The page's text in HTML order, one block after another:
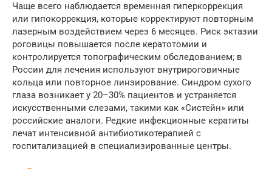
Чаще всего наблюдается временная гиперкоррекция
или гипокоррекция, которые корректируют повторным
лазерным воздействием через 6 месяцев. Риск эктазии
роговицы повышается после кератотомии и
контролируется топографическим обследованием; в
России для лечения используют внутрироговичные
кольца или повторное линзирование. Синдром сухого
глаза возникает у 20–30% пациентов и устраняется
искусственными слезами, такими как «Систейн» или
российские аналоги. Редкие инфекционные кератиты
лечат интенсивной антибиотикотерапией с
госпитализацией в специализированные центры.